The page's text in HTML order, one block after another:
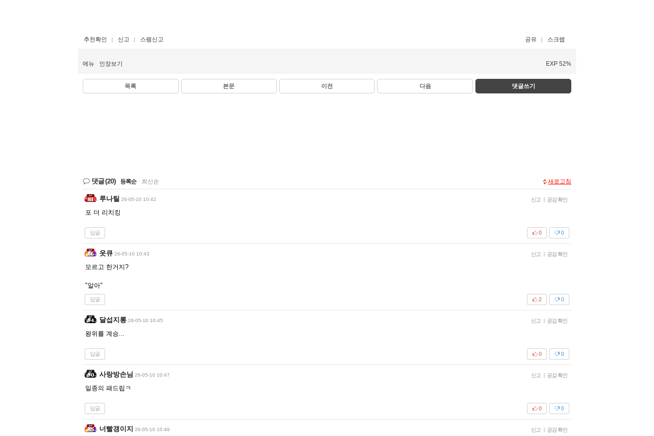
추천확인 신고 스팸신고 공유 스크랩
메뉴 인장보기 EXP 52%
목록 본문 이전 다음 댓글쓰기
댓글(20) 등록순 최신순 새로고침
루나틸 26-05-10 10:42 신고 | 공감 확인
포 더 리치킹
답글 0
0
읏큐 26-05-10 10:43 신고 | 공감 확인
모르고 한거지?
"알아"
답글 0
2
달섭지롱 26-05-10 10:45 신고 | 공감 확인
왕위를 계승...
답글 0
0
사랑방손님 26-05-10 10:47 신고 | 공감 확인
일종의 패드립ㅋ
답글 0
0
너빨갱이지 26-05-10 10:49 신고 | 공감 확인